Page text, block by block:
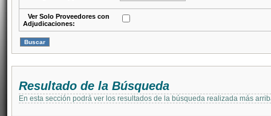
Ver Solo Proveedores con
Adjudicaciones:
Resultado de la Búsqueda
En esta sección podrá ver los resultados de la búsqueda realizada más